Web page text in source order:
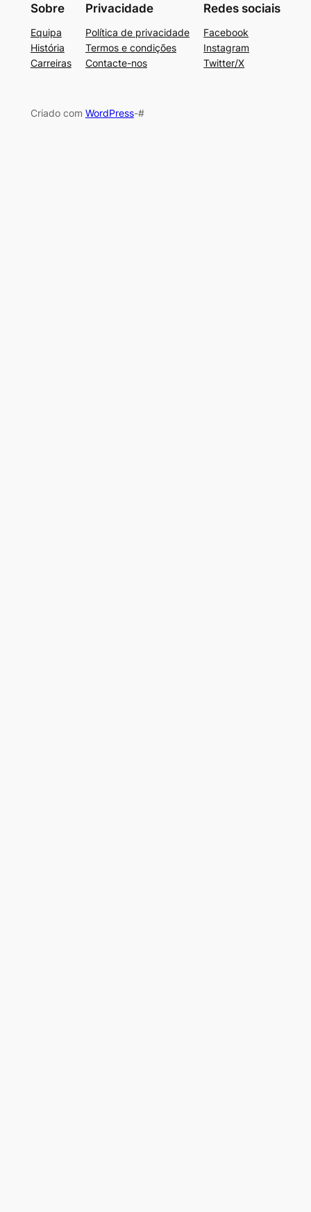
Sobre
Equipa
História
Carreiras
Privacidade
Política de privacidade
Termos e condições
Contacte-nos
Redes sociais
Facebook
Instagram
Twitter/X
Criado com WordPress-#